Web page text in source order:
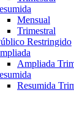
Mensual
Trimestral
Restringido
Ampliada
Resumida